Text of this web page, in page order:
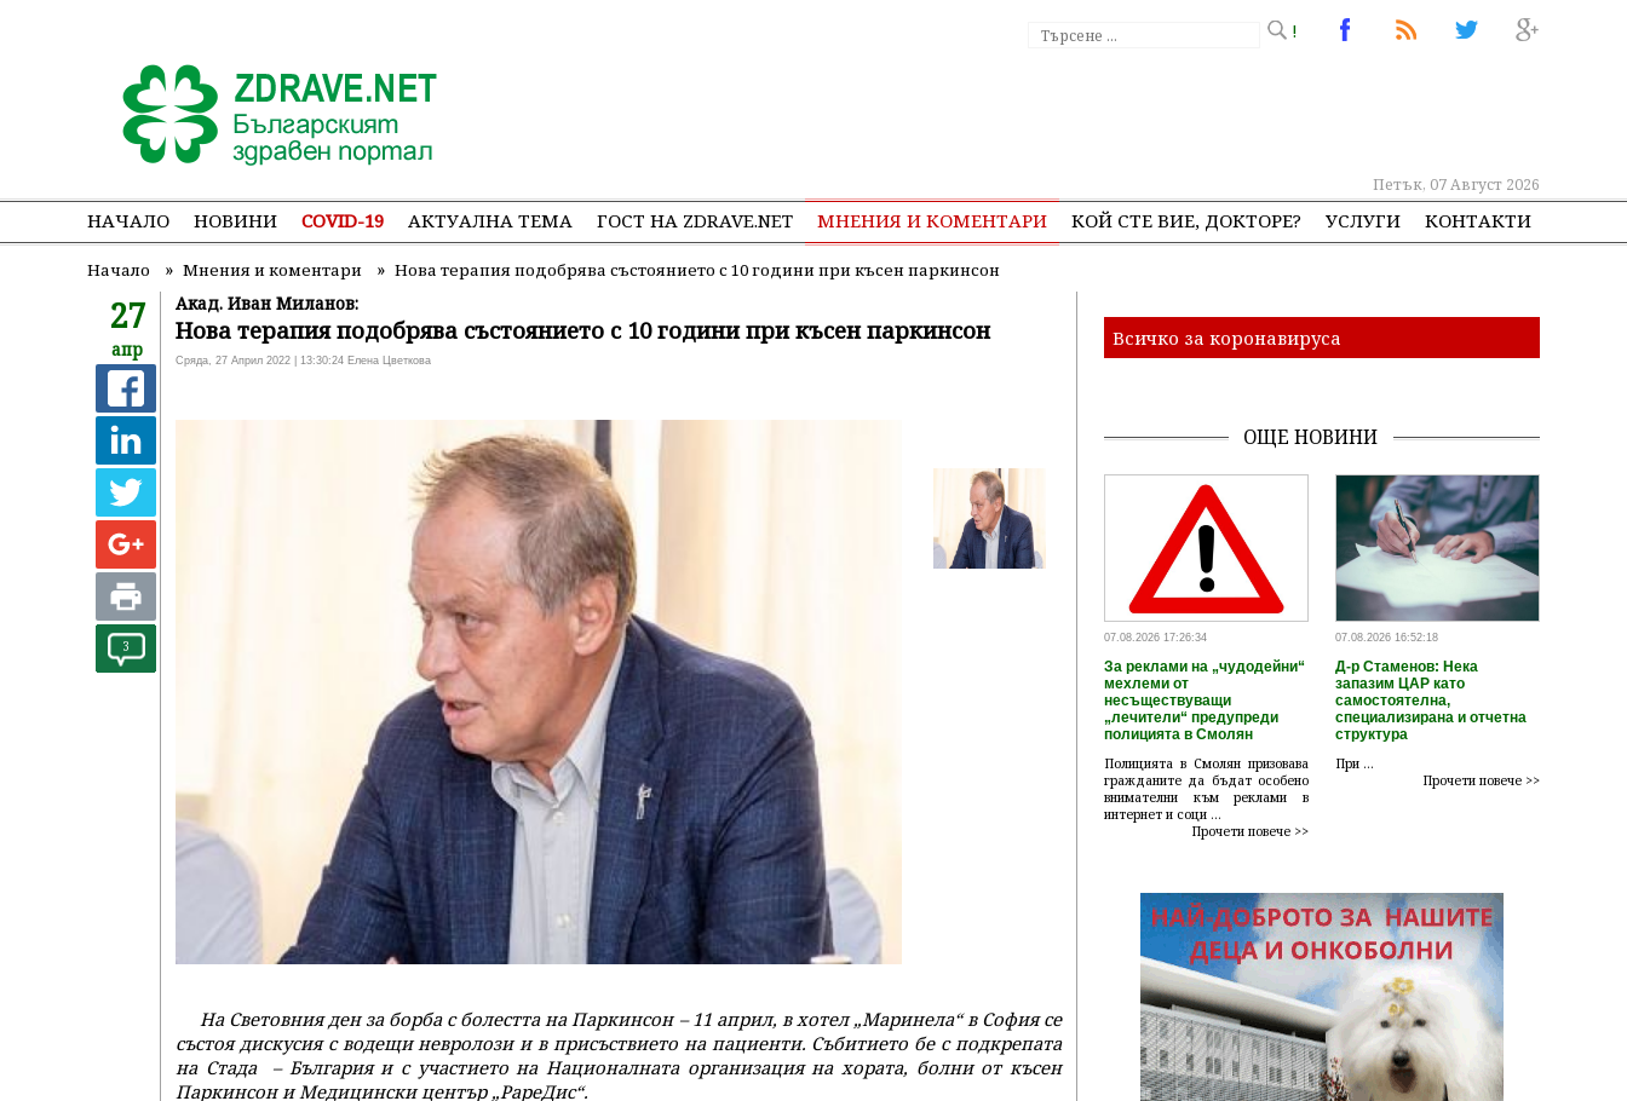
!
Петък, 07 Август 2026
НАЧАЛО НОВИНИ COVID-19 АКТУАЛНА ТЕМА ГОСТ НА ZDRAVE.NET МНЕНИЯ И КОМЕНТАРИ КОЙ СТЕ ВИЕ, ДОКТОРЕ? УСЛУГИ КОНТАКТИ
Начало » Мнения и коментари » Нова терапия подобрява състоянието с 10 години при късен паркинсон
27
апр
3
Акад. Иван Миланов:
Нова терапия подобрява състоянието с 10 години при късен паркинсон
Сряда, 27 Април 2022 | 13:30:24 Елена Цветкова
На Световния ден за борба с болестта на Паркинсон – 11 април, в хотел „Маринела“ в София се
състоя дискусия с водещи невролози и в присъствието на пациенти. Събитието бе с подкрепата
на Стада – България и с участието на Националната организация на хората, болни от късен
Паркинсон и Медицински център „РареДис“.
Всичко за коронавируса
ОЩЕ НОВИНИ
07.08.2026 17:26:34
За реклами на „чудодейни“
мехлеми от
несъществуващи
„лечители“ предупреди
полицията в Смолян
Полицията в Смолян призовава
гражданите да бъдат особено
внимателни към реклами в
интернет и соци ...
Прочети повече >>
07.08.2026 16:52:18
Д-р Стаменов: Нека
запазим ЦАР като
самостоятелна,
специализирана и отчетна
структура
При ...
Прочети повече >>